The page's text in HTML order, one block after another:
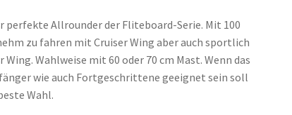
perfekte Allrounder der Fliteboard-Serie. Mit 100
zu fahren mit Cruiser Wing aber auch sportlich
Wahlweise mit 60 oder 70 cm Mast. Wenn das
wie auch Fortgeschrittene geeignet sein soll
Wahl.